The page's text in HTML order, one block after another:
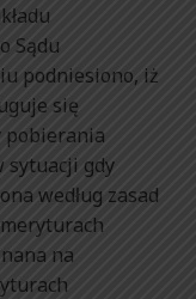
Sądu
podniesiono, iż
się
pobierania
sytuacji gdy
według zasad
na